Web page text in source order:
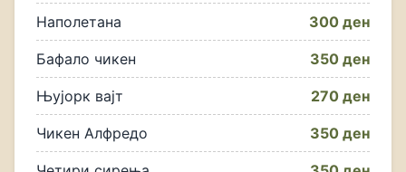
Наполетана 300 ден
Бафало чикен 350 ден
Њујорк вајт 270 ден
Чикен Алфредо 350 ден